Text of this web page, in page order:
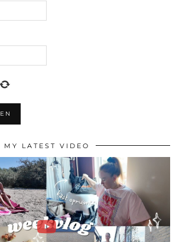
MY LATEST VIDEO